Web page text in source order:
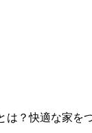
は？快適な家を